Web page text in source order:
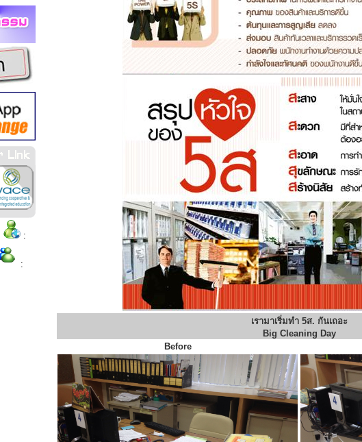
:
:
เรามาเริ่มทำ 5ส. กันเถอะ
Big Cleaning Day
Before